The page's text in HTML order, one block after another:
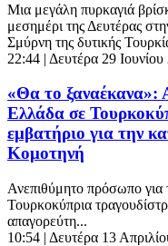
Μια μεγάλη πυρκαγιά
μεσημέρι της Δευτέρας
Σμύρνη της δυτικής
22:44 | Δευτέρα 29
«Θα το ξαναέκανα»:
Ελλάδα σε
εμβατήριο για την
Κομοτηνή
Ανεπιθύμητο πρόσωπο για
Τουρκοκύπρια
απαγορεύτη...
10:54 | Δευτέρα 13